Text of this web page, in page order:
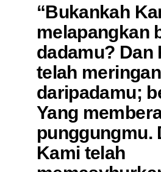
“Bukankah
melapangkan
dadamu? Dan
telah
daripadamu;
Yang
punggungmu.
Kami telah